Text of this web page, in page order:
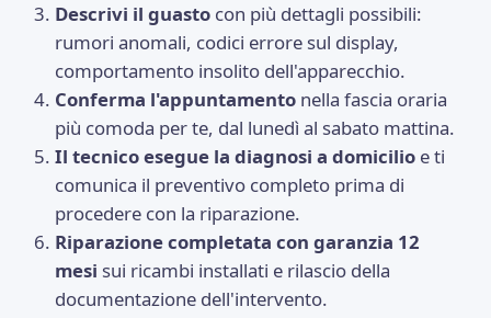
Descrivi il guasto con più dettagli possibili:
rumori anomali, codici errore sul display,
comportamento insolito dell'apparecchio.
Conferma l'appuntamento nella fascia oraria
più comoda per te, dal lunedì al sabato mattina.
Il tecnico esegue la diagnosi a domicilio e ti
comunica il preventivo completo prima di
procedere con la riparazione.
Riparazione completata con garanzia 12
mesi sui ricambi installati e rilascio della
documentazione dell'intervento.